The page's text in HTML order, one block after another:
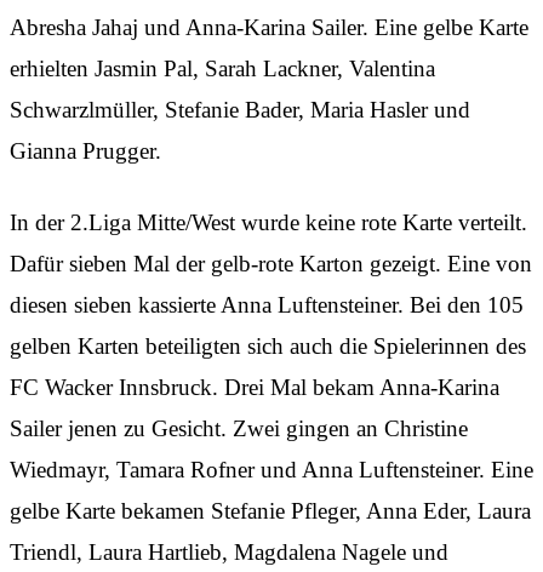
Abresha Jahaj und Anna-Karina Sailer. Eine gelbe Karte
erhielten Jasmin Pal, Sarah Lackner, Valentina
Schwarzlmüller, Stefanie Bader, Maria Hasler und
Gianna Prugger.
In der 2.Liga Mitte/West wurde keine rote Karte verteilt.
Dafür sieben Mal der gelb-rote Karton gezeigt. Eine von
diesen sieben kassierte Anna Luftensteiner. Bei den 105
gelben Karten beteiligten sich auch die Spielerinnen des
FC Wacker Innsbruck. Drei Mal bekam Anna-Karina
Sailer jenen zu Gesicht. Zwei gingen an Christine
Wiedmayr, Tamara Rofner und Anna Luftensteiner. Eine
gelbe Karte bekamen Stefanie Pfleger, Anna Eder, Laura
Triendl, Laura Hartlieb, Magdalena Nagele und